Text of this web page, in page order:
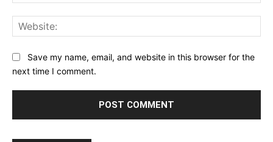
Save my name, email, and website in this browser for the
next time I comment.